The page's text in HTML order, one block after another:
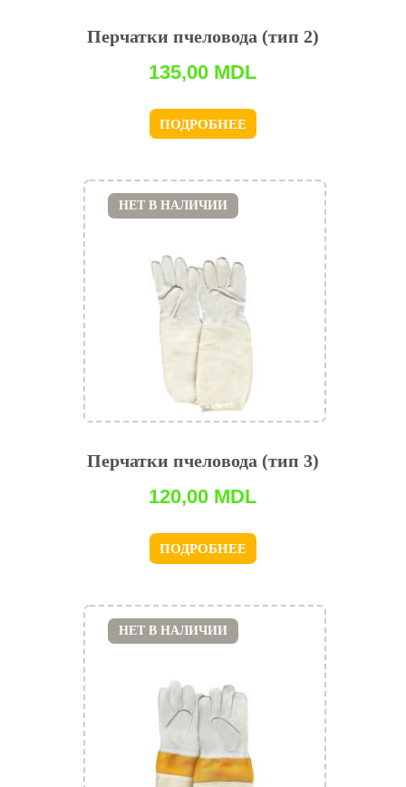
Перчатки пчеловода (тип 2)
135,00 MDL
ПОДРОБНЕЕ
Перчатки пчеловода (тип 3)
120,00 MDL
ПОДРОБНЕЕ
НЕТ В НАЛИЧИИ
НЕТ В НАЛИЧИИ